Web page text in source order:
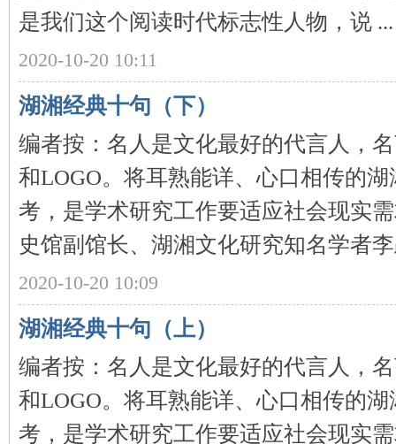
是我们这个阅读时代标志性人物，说 ...
2020-10-20 10:11
湖湘经典十句（下）
编者按：名人是文化最好的代言人，
和LOGO。将耳熟能详、心口相传的
考，是学术研究工作要适应社会现实
史馆副馆长、湖湘文化研究知名学者
2020-10-20 10:09
湖湘经典十句（上）
编者按：名人是文化最好的代言人，
和LOGO。将耳熟能详、心口相传的
考，是学术研究工作要适应社会现实